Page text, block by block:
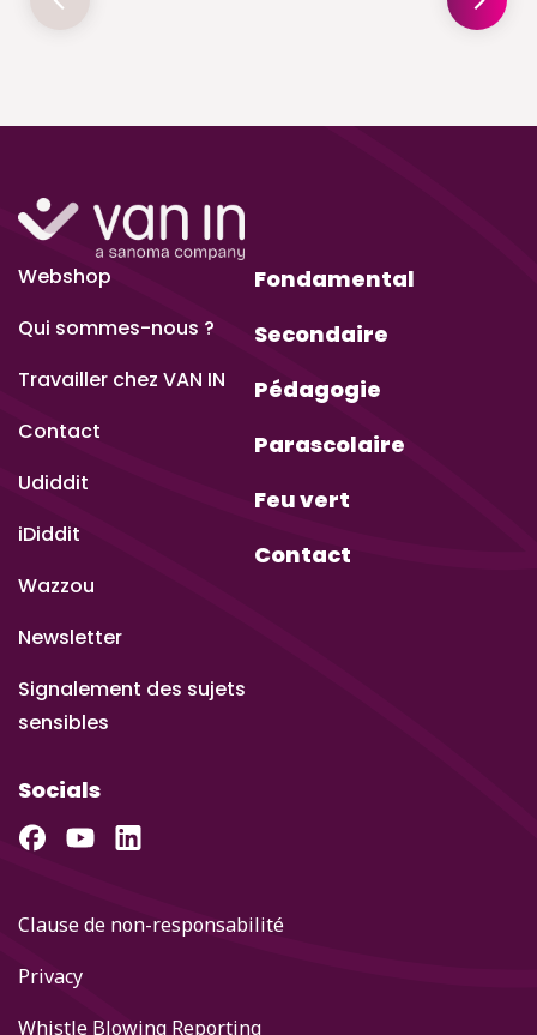
Webshop
Qui sommes-nous ?
Travailler chez VAN IN
Contact
Udiddit
iDiddit
Wazzou
Newsletter
Signalement des sujets
sensibles
Fondamental
Secondaire
Pédagogie
Parascolaire
Feu vert
Contact
Socials
Clause de non-responsabilité
Privacy
Whistle Blowing Reporting